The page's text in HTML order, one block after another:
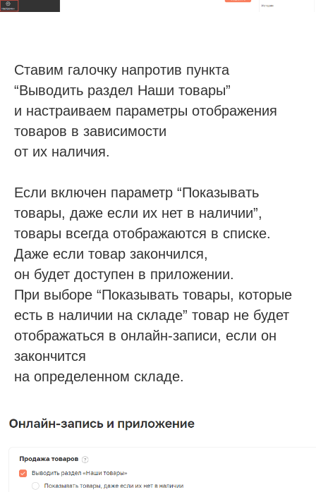
Ставим галочку напротив пункта
“Выводить раздел Наши товары”
и настраиваем параметры отображения
товаров в зависимости
от их наличия.
Если включен параметр “Показывать
товары, даже если их нет в наличии”,
товары всегда отображаются в списке.
Даже если товар закончился,
он будет доступен в приложении.
При выборе “Показывать товары, которые
есть в наличии на складе” товар не будет
отображаться в онлайн-записи, если он
закончится
на определенном складе.